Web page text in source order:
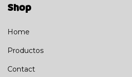
Shop
Home
Productos
Contact